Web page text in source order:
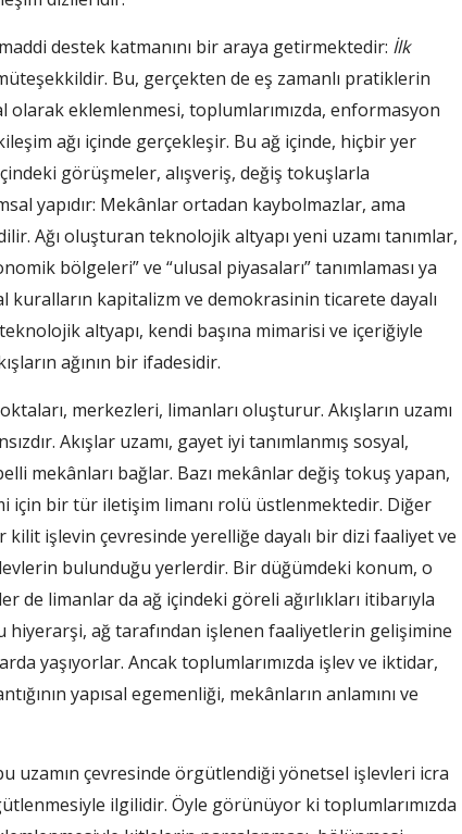
destek katmanını bir araya getirmektedir: İlk
Bu, gerçekten de eş zamanlı pratiklerin
eklemlenmesi, toplumlarımızda, enformasyon
ağı içinde gerçekleşir. Bu ağ içinde, hiçbir yer
görüşmeler, alışveriş, değiş tokuşlarla
yapıdır: Mekânlar ortadan kaybolmazlar, ama
Ağı oluşturan teknolojik altyapı yeni uzamı tanımlar,
bölgeleri” ve “ulusal piyasaları” tanımlaması ya
kuralların kapitalizm ve demokrasinin ticarete dayalı
altyapı, kendi başına mimarisi ve içeriğiyle
ağının bir ifadesidir.
merkezleri, limanları oluşturur. Akışların uzamı
Akışlar uzamı, gayet iyi tanımlanmış sosyal,
mekânları bağlar. Bazı mekânlar değiş tokuş yapan,
için bir tür iletişim limanı rolü üstlenmektedir. Diğer
işlevin çevresinde yerelliğe dayalı bir dizi faaliyet ve
bulunduğu yerlerdir. Bir düğümdeki konum, o
de limanlar da ağ içindeki göreli ağırlıkları itibarıyla
ağ tarafından işlenen faaliyetlerin gelişimine
yaşıyorlar. Ancak toplumlarımızda işlev ve iktidar,
yapısal egemenliği, mekânların anlamını ve
uzamın çevresinde örgütlendiği yönetsel işlevleri icra
ilgilidir. Öyle görünüyor ki toplumlarımızda